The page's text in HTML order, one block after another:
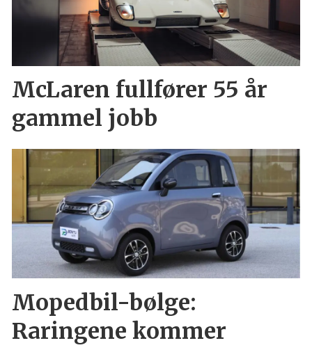
McLaren fullfører 55 år
gammel jobb
Mopedbil-bølge:
Raringene kommer